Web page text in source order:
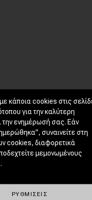
κάποια cookies στις
για την καλύτερη
την ενημέρωσή σας. Εάν
συναινείτε στη
cookies, διαφορετικά
μεμονωμένους
ΡΥΘΜΊΣΕΙΣ